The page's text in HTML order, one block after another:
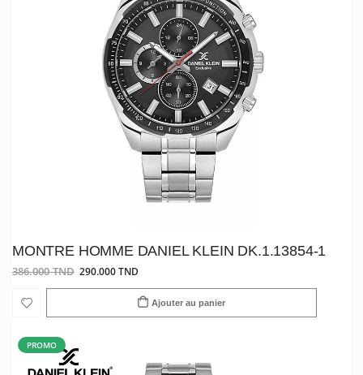
MONTRE HOMME DANIEL KLEIN DK.1.13854-1
386.000 TND 290.000 TND
Ajouter au panier
PROMO